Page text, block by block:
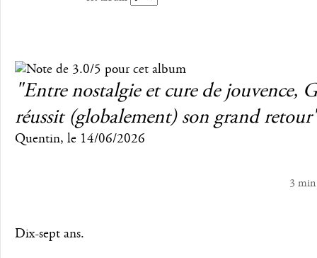
"Entre nostalgie et cure de jouvence,
réussit (globalement) son grand
Quentin, le 14/06/2026
3 min
Dix-sept ans.